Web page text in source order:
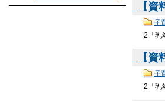
【
子
2「乳
【
子
2「乳